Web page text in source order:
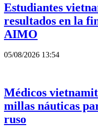
Estudiantes
resultados en la
AIMO
05/08/2026 13:54
Médicos
millas náuticas
ruso